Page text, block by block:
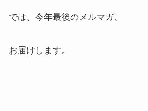
では、今年最後のメルマガ、
お届けします。